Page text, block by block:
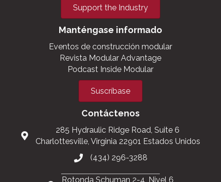
Support the Industry
Manténgase informado
Eventos de construcción modular
Revista Modular Advantage
Podcast Inside Modular
Suscríbase
Contáctenos
285 Hydraulic Ridge Road, Suite 6
Charlottesville, Virginia 22901 Estados Unidos
(434) 296-3288
Rotonda Schuman 2-4, Nivel 6